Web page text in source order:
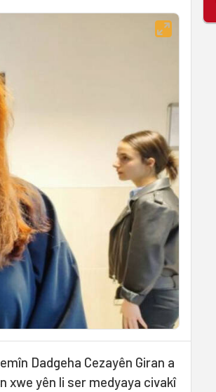
Dadgeha Cezayên Giran a
xwe yên li ser medyaya civakî